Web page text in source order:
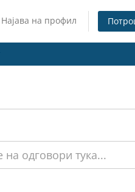
Најава на профил